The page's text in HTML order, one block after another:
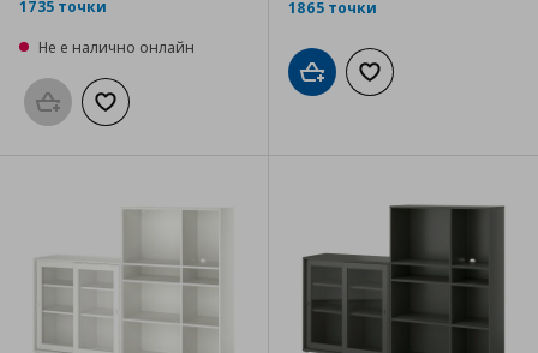
1735 точки
Не е налично онлайн
Προσθήκη στο καλάθι
Добави към списъка с любими
1865 точки
Добави в кошницата
Добави към